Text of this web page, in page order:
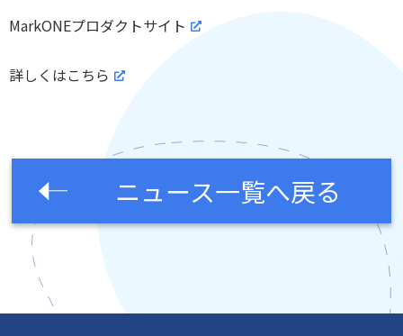
MarkONEプロダクトサイト
詳しくはこちら
ニュース一覧へ戻る